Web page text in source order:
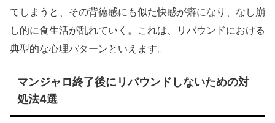
てしまうと、その背徳感にも似た快感が癖になり、なし崩
し的に食生活が乱れていく。これは、リバウンドにおける
典型的な心理パターンといえます。
マンジャロ終了後にリバウンドしないための対
処法4選